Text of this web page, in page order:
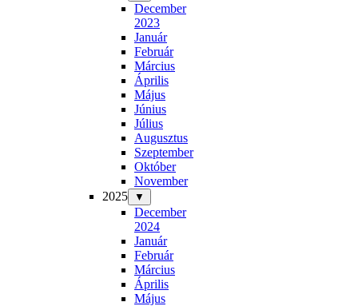
December
2023
Január
Február
Március
Április
Május
Június
Július
Augusztus
Szeptember
Október
November
2025
▼
December
2024
Január
Február
Március
Április
Május